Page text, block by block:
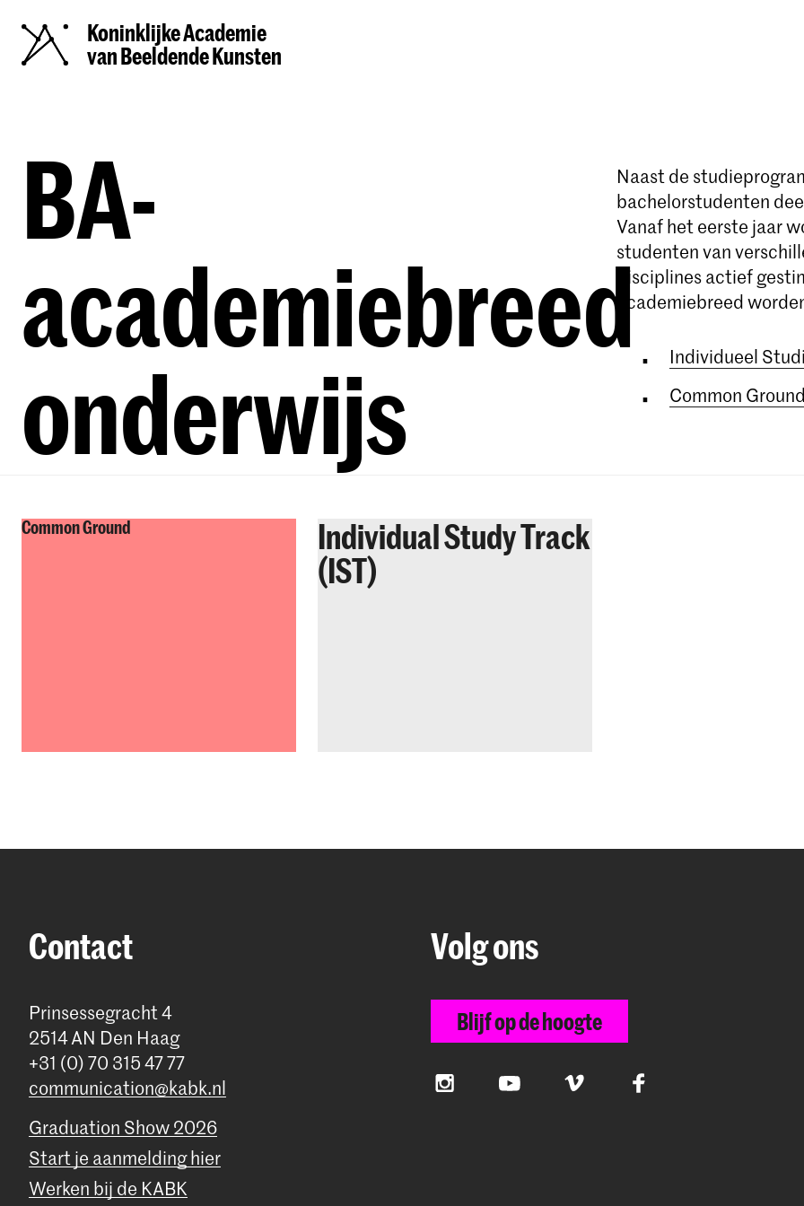
Koninklijke Academie
van Beeldende Kunsten
BA-
academiebreed
onderwijs
Naast de
bachelorstudenten
Vanaf het eerste jaar
studenten van
disciplines actief
academiebreed
Individueel
Common Ground
Common Ground
Individual Study Track
(IST)
Contact
Prinsessegracht 4
2514 AN Den Haag
+31 (0) 70 315 47 77
communication@kabk.nl
Graduation Show 2026
Start je aanmelding hier
Werken bij de KABK
Volg ons
Blijf op de hoogte
InstagramYouTube Vimeo Facebook